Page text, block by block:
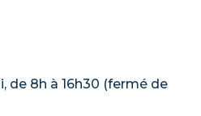
de 8h à 16h30 (fermé de